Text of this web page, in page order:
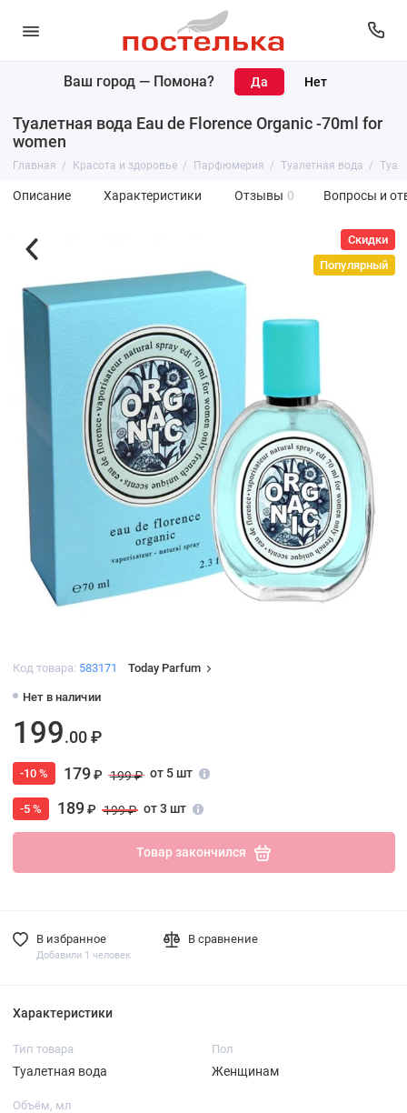
Ваш город — Помона?
Туалетная вода Eau de Florence Organic -70ml for
women
Главная Красота и здоровье Парфюмерия Туалетная вода
Описание Характеристики Отзывы 0 Вопросы и
Скидки
Популярный
Код товара: 583171 Today Parfum
Нет в наличии
199.00 ₽
-10 % 179₽ 199 ₽ от 5 шт
-5 % 189₽ 199 ₽ от 3 шт
Товар закончился
В избранное
Добавили 1 человек
В сравнение
Характеристики
Тип товара
Туалетная вода
Пол
Женщинам
Объём, мл